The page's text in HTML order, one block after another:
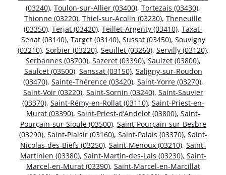
(03240), Toulon-sur-Allier (03400), Tortezais (03430),
Thionne (03220), Thiel-sur-Acolin (03230), Theneuille
(03350), Terjat (03420), Teillet-Argenty (03410), Taxat-
Senat (03140), Target (03140), Sussat (03450), Souvigny
(03210), Sorbier (03220), Seuillet (03260), Servilly (03120),
Serbannes (03700), Sazeret (03390), Saulzet (03800),
Saulcet (03500), Sanssat (03150), Saligny-sur-Roudon
(03470), Sainte-Thérence (03420), Saint-Yorre (03270),
Saint-Voir (03220), Saint-Sornin (03240), Saint-Sauvier
(03370), Saint-Rémy-en-Rollat (03110), Saint-Priest-en-
Murat (03390), Saint-Priest-d’Andelot (03800), Saint-
Pourçain-sur-Sioule (03500), Saint-Pourçain-sur-Besbre
(03290), Saint-Plaisir (03160), Saint-Palais (03370), Saint-
Nicolas-des-Biefs (03250), Saint-Menoux (03210), Saint-
Martinien (03380), Saint-Martin-des-Lais (03230), Saint-
Marcel-en-Murat (03390), Saint-Marcel-en-Marcillat